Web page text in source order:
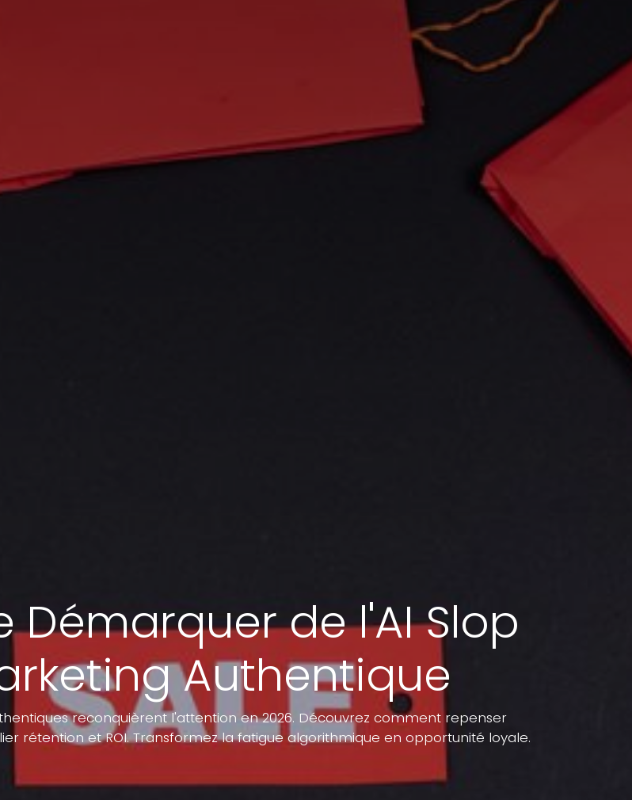
Démarquer de l'AI Slop
Authentique
reconquièrent l'attention en 2026. Découvrez comment repenser
rétention et ROI. Transformez la fatigue algorithmique en opportunité loyale.